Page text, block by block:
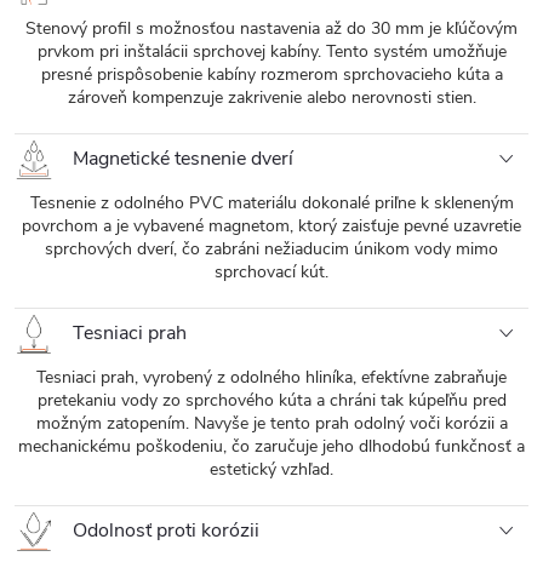
Stenový profil s možnosťou nastavenia až do 30 mm je kľúčovým
prvkom pri inštalácii sprchovej kabíny. Tento systém umožňuje
presné prispôsobenie kabíny rozmerom sprchovacieho kúta a
zároveň kompenzuje zakrivenie alebo nerovnosti stien.
Magnetické tesnenie dverí
Tesnenie z odolného PVC materiálu dokonalé priľne k skleneným
povrchom a je vybavené magnetom, ktorý zaisťuje pevné uzavretie
sprchových dverí, čo zabráni nežiaducim únikom vody mimo
sprchovací kút.
Tesniaci prah
Tesniaci prah, vyrobený z odolného hliníka, efektívne zabraňuje
pretekaniu vody zo sprchového kúta a chráni tak kúpeľňu pred
možným zatopením. Navyše je tento prah odolný voči korózii a
mechanickému poškodeniu, čo zaručuje jeho dlhodobú funkčnosť a
estetický vzhľad.
Odolnosť proti korózii